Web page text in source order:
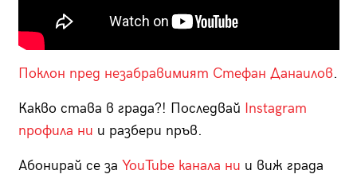
Поклон пред незабравимият Стефан Данаилов.
Какво става в града?! Последвай Instagram
профила ни и разбери пръв.
Абонирай се за YouTube канала ни и виж града